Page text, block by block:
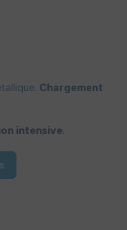
Chargement
intensive.